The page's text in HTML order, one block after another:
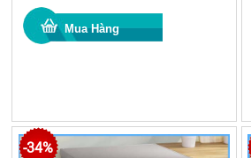
-34%